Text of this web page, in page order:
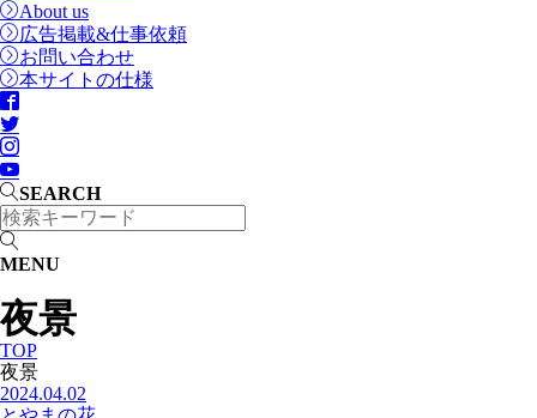
About us
広告掲載&仕事依頼
お問い合わせ
本サイトの仕様
SEARCH
MENU
夜景
TOP
夜景
2024.04.02